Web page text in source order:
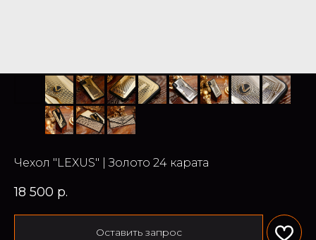
Чехол "LEXUS" | Золото 24 карата
18 500 р.
Оставить запрос